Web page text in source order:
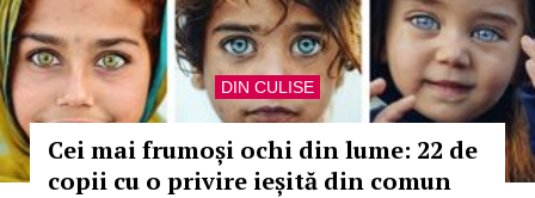
DIN CULISE
Cei mai frumoși ochi din lume: 22 de
copii cu o privire ieșită din comun